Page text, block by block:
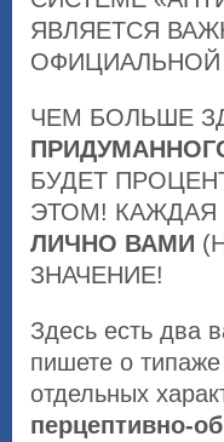
ЯВЛЯЕТСЯ
ЧЕМ БОЛЬШЕ
БУДЕТ
ЭТОМ! КАЖДАЯ
ЛИЧНО ВАМИ
ЗНАЧЕНИЕ!
Здесь есть два
пишете о
отдельных
перцептивно-